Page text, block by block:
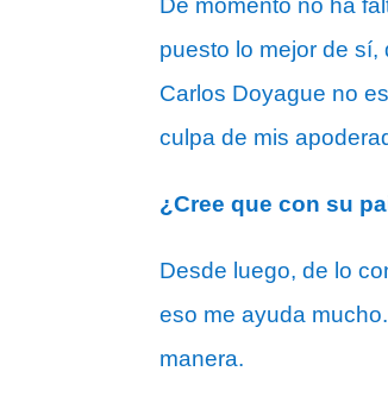
De momento no ha
puesto lo mejor de
Carlos Doyague no
culpa de mis
¿Cree que con su
Desde luego, de lo
eso me ayuda
manera.